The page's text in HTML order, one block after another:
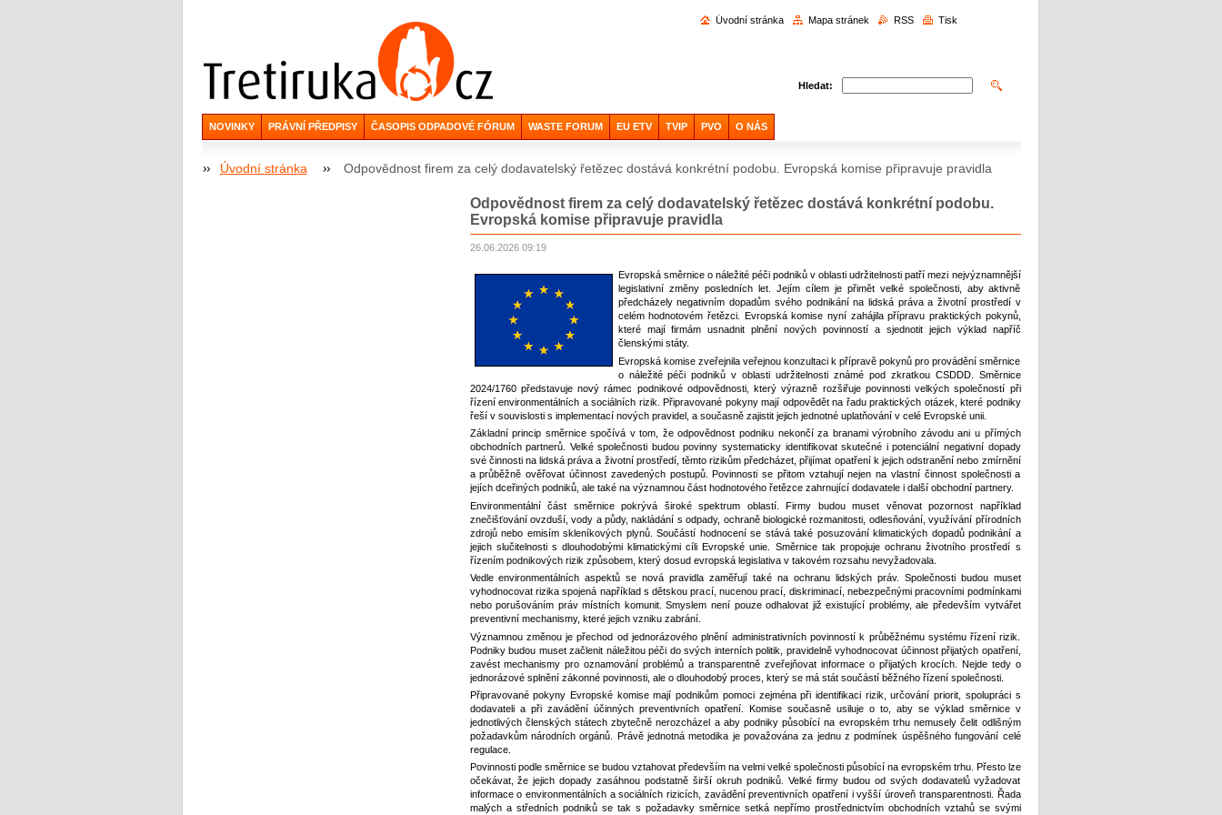
Hledat:
Úvodní stránka Mapa stránek RSS Tisk
NOVINKY PRÁVNÍ PŘEDPISY ČASOPIS ODPADOVÉ FÓRUM WASTE FORUM EU ETV TVIP PVO O NÁS
Úvodní stránka Odpovědnost firem za celý dodavatelský řetězec dostává konkrétní podobu. Evropská komise připravuje pravidla
Odpovědnost firem za celý dodavatelský řetězec dostává konkrétní podobu.
Evropská komise připravuje pravidla
26.06.2026 09:19
Evropská směrnice o náležité péči podniků v oblasti udržitelnosti patří mezi nejvýznamnější
legislativní změny posledních let. Jejím cílem je přimět velké společnosti, aby aktivně
předcházely negativním dopadům svého podnikání na lidská práva a životní prostředí v
celém hodnotovém řetězci. Evropská komise nyní zahájila přípravu praktických pokynů,
které mají firmám usnadnit plnění nových povinností a sjednotit jejich výklad napříč
členskými státy.
Evropská komise zveřejnila veřejnou konzultaci k přípravě pokynů pro provádění směrnice
o náležité péči podniků v oblasti udržitelnosti známé pod zkratkou CSDDD. Směrnice
2024/1760 představuje nový rámec podnikové odpovědnosti, který výrazně rozšiřuje povinnosti velkých společností při
řízení environmentálních a sociálních rizik. Připravované pokyny mají odpovědět na řadu praktických otázek, které podniky
řeší v souvislosti s implementací nových pravidel, a současně zajistit jejich jednotné uplatňování v celé Evropské unii.
Základní princip směrnice spočívá v tom, že odpovědnost podniku nekončí za branami výrobního závodu ani u přímých
obchodních partnerů. Velké společnosti budou povinny systematicky identifikovat skutečné i potenciální negativní dopady
své činnosti na lidská práva a životní prostředí, těmto rizikům předcházet, přijímat opatření k jejich odstranění nebo zmírnění
a průběžně ověřovat účinnost zavedených postupů. Povinnosti se přitom vztahují nejen na vlastní činnost společnosti a
jejích dceřiných podniků, ale také na významnou část hodnotového řetězce zahrnující dodavatele i další obchodní partnery.
Environmentální část směrnice pokrývá široké spektrum oblastí. Firmy budou muset věnovat pozornost například
znečišťování ovzduší, vody a půdy, nakládání s odpady, ochraně biologické rozmanitosti, odlesňování, využívání přírodních
zdrojů nebo emisím skleníkových plynů. Součástí hodnocení se stává také posuzování klimatických dopadů podnikání a
jejich slučitelnosti s dlouhodobými klimatickými cíli Evropské unie. Směrnice tak propojuje ochranu životního prostředí s
řízením podnikových rizik způsobem, který dosud evropská legislativa v takovém rozsahu nevyžadovala.
Vedle environmentálních aspektů se nová pravidla zaměřují také na ochranu lidských práv. Společnosti budou muset
vyhodnocovat rizika spojená například s dětskou prací, nucenou prací, diskriminací, nebezpečnými pracovními podmínkami
nebo porušováním práv místních komunit. Smyslem není pouze odhalovat již existující problémy, ale především vytvářet
preventivní mechanismy, které jejich vzniku zabrání.
Významnou změnou je přechod od jednorázového plnění administrativních povinností k průběžnému systému řízení rizik.
Podniky budou muset začlenit náležitou péči do svých interních politik, pravidelně vyhodnocovat účinnost přijatých opatření,
zavést mechanismy pro oznamování problémů a transparentně zveřejňovat informace o přijatých krocích. Nejde tedy o
jednorázové splnění zákonné povinnosti, ale o dlouhodobý proces, který se má stát součástí běžného řízení společnosti.
Připravované pokyny Evropské komise mají podnikům pomoci zejména při identifikaci rizik, určování priorit, spolupráci s
dodavateli a při zavádění účinných preventivních opatření. Komise současně usiluje o to, aby se výklad směrnice v
jednotlivých členských státech zbytečně nerozcházel a aby podniky působící na evropském trhu nemusely čelit odlišným
požadavkům národních orgánů. Právě jednotná metodika je považována za jednu z podmínek úspěšného fungování celé
regulace.
Povinnosti podle směrnice se budou vztahovat především na velmi velké společnosti působící na evropském trhu. Přesto lze
očekávat, že jejich dopady zasáhnou podstatně širší okruh podniků. Velké firmy budou od svých dodavatelů vyžadovat
informace o environmentálních a sociálních rizicích, zavádění preventivních opatření i vyšší úroveň transparentnosti. Řada
malých a středních podniků se tak s požadavky směrnice setká nepřímo prostřednictvím obchodních vztahů se svými